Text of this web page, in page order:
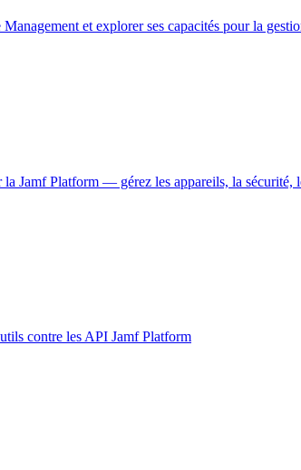
et explorer ses capacités pour la
Jamf Platform — gérez les appareils, la
contre les API Jamf Platform